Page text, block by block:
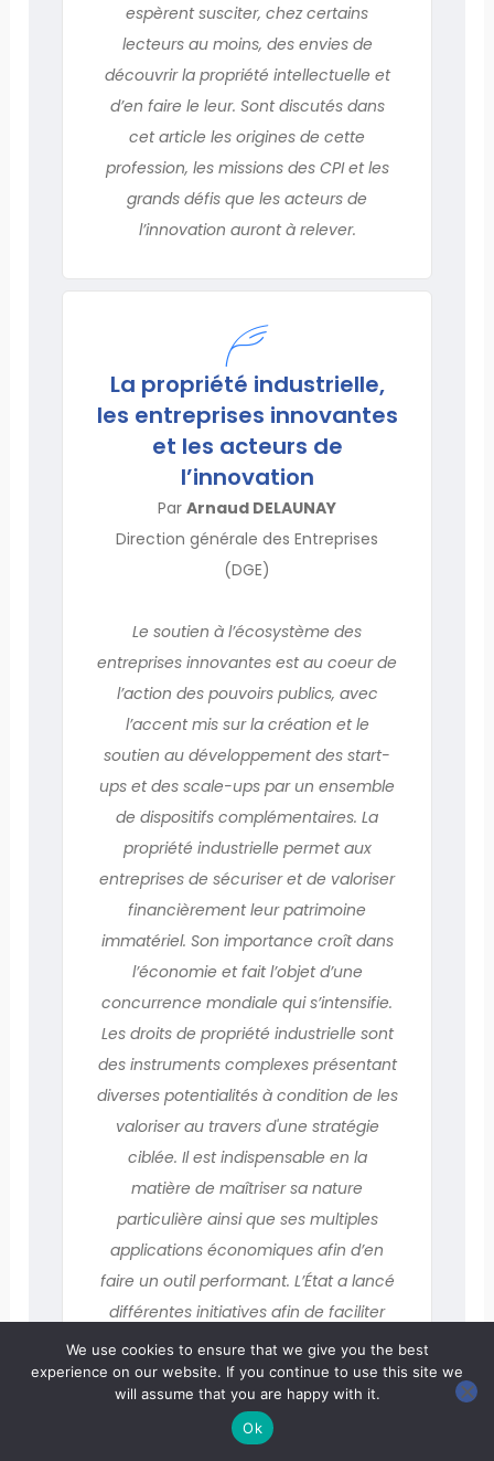
espèrent susciter, chez certains
lecteurs au moins, des envies de
découvrir la propriété intellectuelle et
d’en faire le leur. Sont discutés dans
cet article les origines de cette
profession, les missions des CPI et les
grands défis que les acteurs de
l’innova­tion auront à relever.
La propriété industrielle,
les entreprises innovantes
et les acteurs de
l’innovation
Par Arnaud DELAUNAY
Direction générale des Entreprises
(DGE)
Le soutien à l’écosystème des
entreprises innovantes est au coeur de
l’action des pouvoirs publics, avec
l’accent mis sur la création et le
soutien au développement des start-
ups et des scale-ups par un ensemble
de dispositifs complémentaires. La
propriété industrielle permet aux
entre­prises de sécuriser et de valoriser
financièrement leur patrimoine
immatériel. Son importance croît dans
l’économie et fait l’objet d’une
concurrence mondiale qui s’intensifie.
Les droits de propriété industrielle sont
des instruments complexes présentant
diverses potentialités à condition de les
valoriser au travers d'une stratégie
ciblée. Il est indispensable en la
matière de maîtriser sa nature
particulière ainsi que ses multiples
applications économiques afin d’en
faire un outil performant. L’État a lancé
différentes initiatives afin de faciliter
l’appropriation de la propriété
industrielle par les entreprises,
notamment les PME et les start-ups .
We use cookies to ensure that we give you the best
experience on our website. If you continue to use this site we
will assume that you are happy with it.
Ok